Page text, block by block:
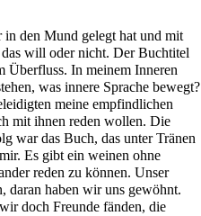
den Mund gelegt hat und mit
will oder nicht. Der Buchtitel
Überfluss. In meinem Inneren
was innere Sprache bewegt?
meine empfindlichen
mit ihnen reden wollen. Die
war das Buch, das unter Tränen
Es gibt ein weinen ohne
reden zu können. Unser
daran haben wir uns gewöhnt.
doch Freunde fänden, die